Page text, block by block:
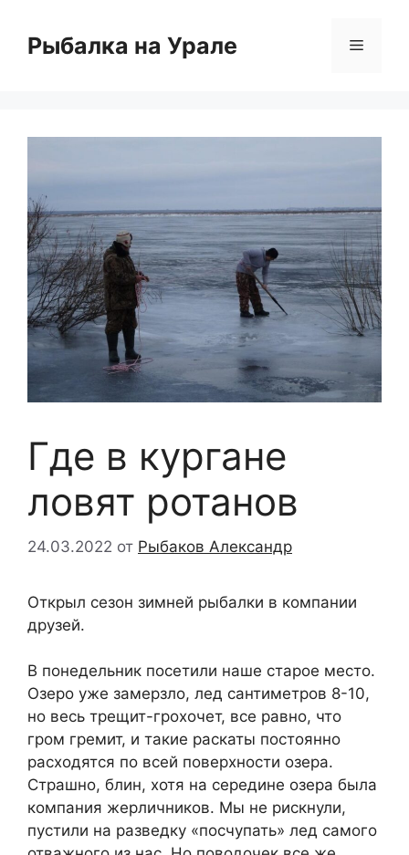
содержимому
Рыбалка на Урале Меню
Где в кургане
ловят ротанов
24.03.2022 от Рыбаков Александр
Открыл сезон зимней рыбалки в компании
друзей.
В понедельник посетили наше старое место.
Озеро уже замерзло, лед сантиметров 8-10,
но весь трещит-грохочет, все равно, что
гром гремит, и такие раскаты постоянно
расходятся по всей поверхности озера.
Страшно, блин, хотя на середине озера была
компания жерличников. Мы не рискнули,
пустили на разведку «посчупать» лед самого